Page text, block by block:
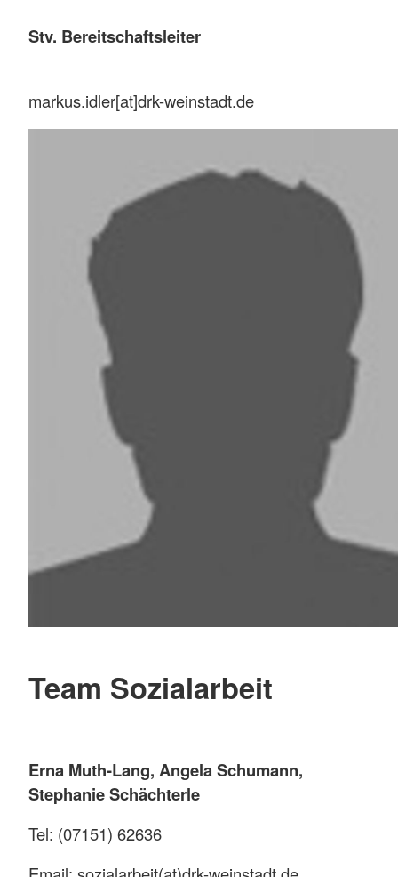
Stv. Bereitschaftsleiter
markus.idler[at]drk-weinstadt.de
Team Sozialarbeit
Erna Muth-Lang, Angela Schumann,
Stephanie Schächterle
Tel: (07151) 62636